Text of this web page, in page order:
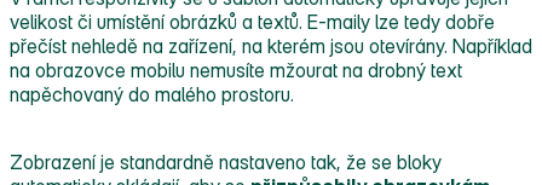
velikost či umístění obrázků a textů. E‑maily lze tedy dobře
přečíst nehledě na zařízení, na kterém jsou otevírány. Například
na obrazovce mobilu nemusíte mžourat na drobný text
napěchovaný do malého prostoru.
Zobrazení je standardně nastaveno tak, že se bloky